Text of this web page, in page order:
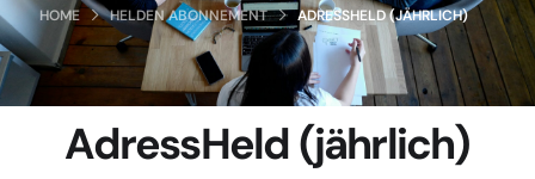
HOME HELDEN ABONNEMENT ADRESSHELD (JÄHRLICH)
AdressHeld (jährlich)